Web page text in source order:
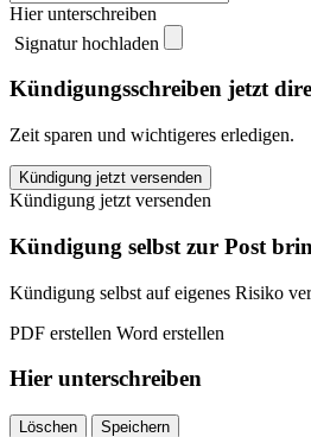
Hier unterschreiben
Signatur hochladen
Kündigungsschreiben jetzt
Zeit sparen und wichtigeres erledigen.
DKB
Deutsche
Kreditbank
kündigen
quantity
Kündigung jetzt versenden
Kündigung jetzt versenden
Kündigung selbst zur Post
Kündigung selbst auf eigenes Risiko
PDF erstellen Word erstellen
Hier unterschreiben
Löschen Speichern